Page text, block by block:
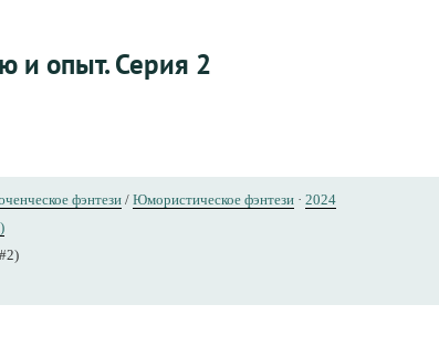
и опыт. Серия 2
фэнтези/ Юмористическое фэнтези · 2024